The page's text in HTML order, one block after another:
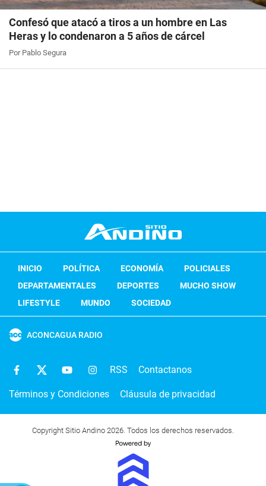
Confesó que atacó a tiros a un hombre en Las
Heras y lo condenaron a 5 años de cárcel
Por Pablo Segura
INICIO POLÍTICA ECONOMÍA
POLICIALES
DEPARTAMENTALES
DEPORTES
MUCHO SHOW
LIFESTYLE
MUNDO SOCIEDAD
ACONCAGUA RADIO
RSS Contactanos
Términos y Condiciones Cláusula de privacidad
Copyright Sitio Andino 2026. Todos los derechos reservados.